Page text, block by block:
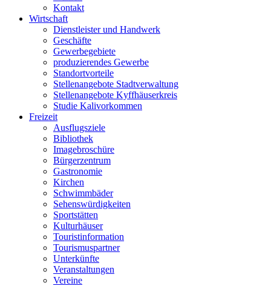
Kontakt
Wirtschaft
Dienstleister und Handwerk
Geschäfte
Gewerbegebiete
produzierendes Gewerbe
Standortvorteile
Stellenangebote Stadtverwaltung
Stellenangebote Kyffhäuserkreis
Studie Kalivorkommen
Freizeit
Ausflugsziele
Bibliothek
Imagebroschüre
Bürgerzentrum
Gastronomie
Kirchen
Schwimmbäder
Sehenswürdigkeiten
Sportstätten
Kulturhäuser
Touristinformation
Tourismuspartner
Unterkünfte
Veranstaltungen
Vereine